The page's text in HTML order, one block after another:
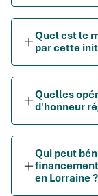
Quel est le
par cette
Quelles
d'honneur
Qui peut
en Lorraine ?